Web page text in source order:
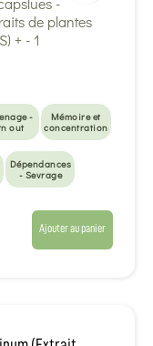
-
out
Mémoire et
concentration
Dépendances
- Sevrage
Ajouter au panier